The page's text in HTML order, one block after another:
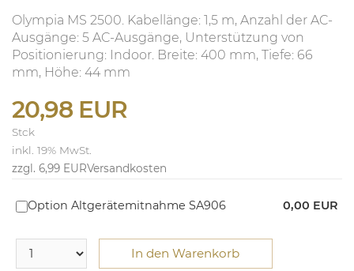
Olympia MS 2500. Kabellänge: 1,5 m, Anzahl der AC-
Ausgänge: 5 AC-Ausgänge, Unterstützung von
Positionierung: Indoor. Breite: 400 mm, Tiefe: 66
mm, Höhe: 44 mm
20,98 EUR
Stck
inkl. 19% MwSt.
zzgl. 6,99 EURVersandkosten
Option Altgerätemitnahme SA906 0,00 EUR
In den Warenkorb